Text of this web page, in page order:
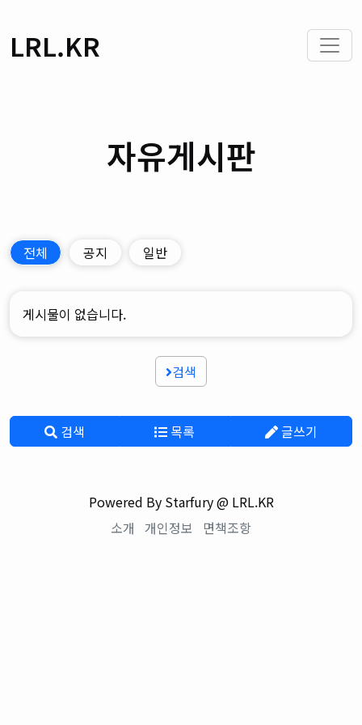
LRL.KR
자유게시판
전체 공지 일반
게시물이 없습니다.
검색
검색 목록 글쓰기
Powered By Starfury @ LRL.KR
소개 개인정보 면책조항